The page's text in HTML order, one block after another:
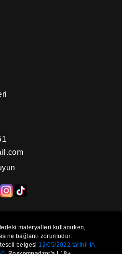
materyalleri kullanırken,
bağlantı zorunludur.
belgesi 12/05/2022 tarihli IA